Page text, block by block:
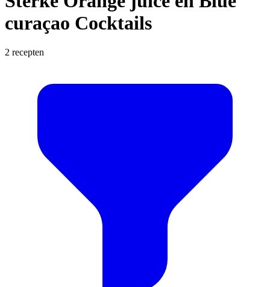
curaçao Cocktails
2 recepten